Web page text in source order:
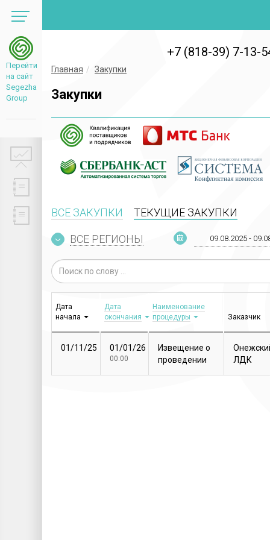
Перейти
на сайт
Segezha
Group
+7 (818-39) 7-13-
Главная Закупки
Закупки
ВСЕ ЗАКУПКИ ТЕКУЩИЕ ЗАКУПКИ
ВСЕ РЕГИОНЫ
Дата
начала
Дата
окончания
Наименование
процедуры
Заказчик
01/11/25 01/01/26
00:00
Извещение о
проведении
ЛДК